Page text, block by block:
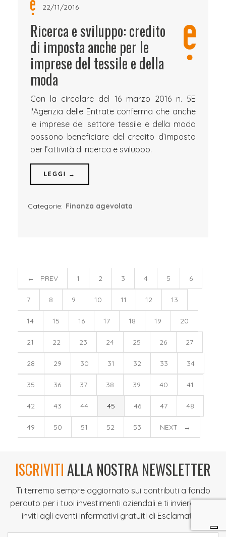
22/11/2016
Ricerca e sviluppo: credito
di imposta anche per le
imprese del tessile e della
moda
Con la circolare del 16 marzo 2016 n. 5E
l'Agenzia delle Entrate conferma che anche
le imprese del settore tessile e della moda
possono beneficiare del credito d’imposta
per l’attività di ricerca e sviluppo.
LEGGI →
Categorie: Finanza agevolata
← PREV 1 2 3 4 5 6
7 8 9 10 11 12 13
14 15 16 17 18 19 20
21 22 23 24 25 26 27
28 29 30 31 32 33 34
35 36 37 38 39 40 41
42 43 44 45 46 47 48
49 50 51 52 53 NEXT →
ISCRIVITIALLA NOSTRA NEWSLETTER
Ti terremo sempre aggiornato sui contributi a fondo
perduto per i tuoi investimenti aziendali e ti invieremo gli
inviti agli eventi informativi gratuiti di Esclamativa.